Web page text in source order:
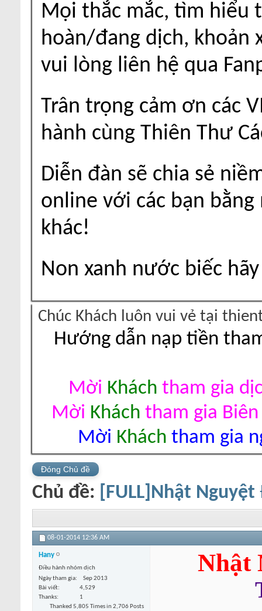
Mọi thắc mắc, tìm hiểu
hoàn/đang dịch, khoản
vui lòng liên hệ qua
Trân trọng cảm ơn các
hành cùng Thiên Thư
Diễn đàn sẽ chia sẻ
online với các bạn
khác!
Non xanh nước biếc
Chúc Khách luôn vui vẻ tại
Hướng dẫn nạp tiền
Mời Khách tham gia
Mời Khách tham gia
Mời Khách tham gia
Đóng Chủ đề
Chủ đề: [FULL]Nhật
08-01-2014 12:36 AM
Hany
Điều hành nhóm dịch
Ngày tham gia
Sep 2013
Bài viết
4,529
Thanks
1
Thanked 5,805 Times in 2,706 Posts
Nhật